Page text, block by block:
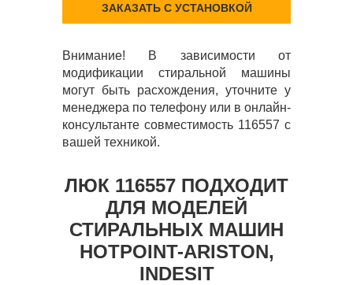
ЗАКАЗАТЬ С УСТАНОВКОЙ
Внимание! В зависимости от
модификации стиральной машины
могут быть расхождения, уточните у
менеджера по телефону или в онлайн-
консультанте совместимость 116557 с
вашей техникой.
ЛЮК 116557 ПОДХОДИТ
ДЛЯ МОДЕЛЕЙ
СТИРАЛЬНЫХ МАШИН
HOTPOINT-ARISTON,
INDESIT